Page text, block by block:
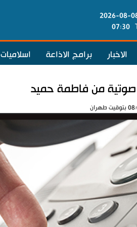
07:30
الاخبار برامج الاذاعة اسلاميات
من فاطمة حميد